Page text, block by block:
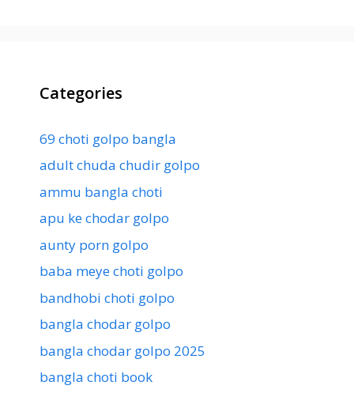
Categories
69 choti golpo bangla
adult chuda chudir golpo
ammu bangla choti
apu ke chodar golpo
aunty porn golpo
baba meye choti golpo
bandhobi choti golpo
bangla chodar golpo
bangla chodar golpo 2025
bangla choti book